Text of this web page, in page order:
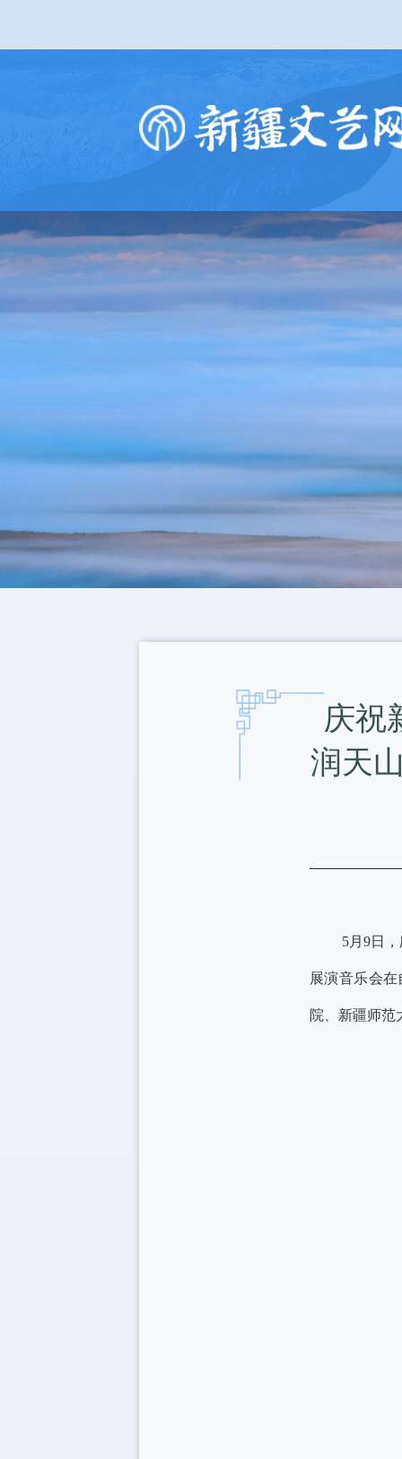
庆祝
润天
5月9日
展演音乐会
院、新疆师范